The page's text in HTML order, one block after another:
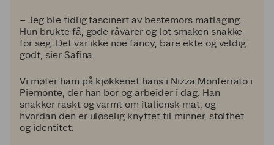
– Jeg ble tidlig fascinert av bestemors matlaging.
Hun brukte få, gode råvarer og lot smaken snakke
for seg. Det var ikke noe fancy, bare ekte og veldig
godt, sier Safina.
Vi møter ham på kjøkkenet hans i Nizza Monferrato i
Piemonte, der han bor og arbeider i dag. Han
snakker raskt og varmt om italiensk mat, og
hvordan den er uløselig knyttet til minner, stolthet
og identitet.